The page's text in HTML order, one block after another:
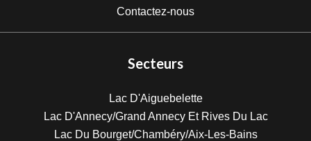
Contactez-nous
Secteurs
Lac D'Aiguebelette
Lac D'Annecy/Grand Annecy Et Rives Du Lac
Lac Du Bourget/Chambéry/Aix-Les-Bains